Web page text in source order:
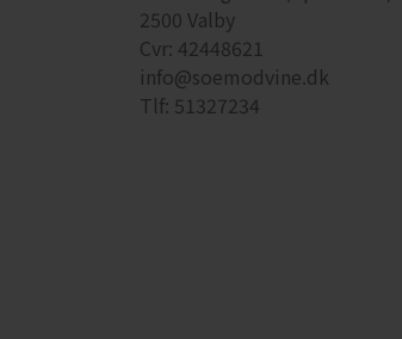
2500 Valby
Cvr: 42448621
info@soemodvine.dk
Tlf: 51327234